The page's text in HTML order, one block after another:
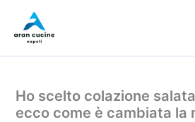
contenuto
Ho scelto colazione
ecco come è cambiata la